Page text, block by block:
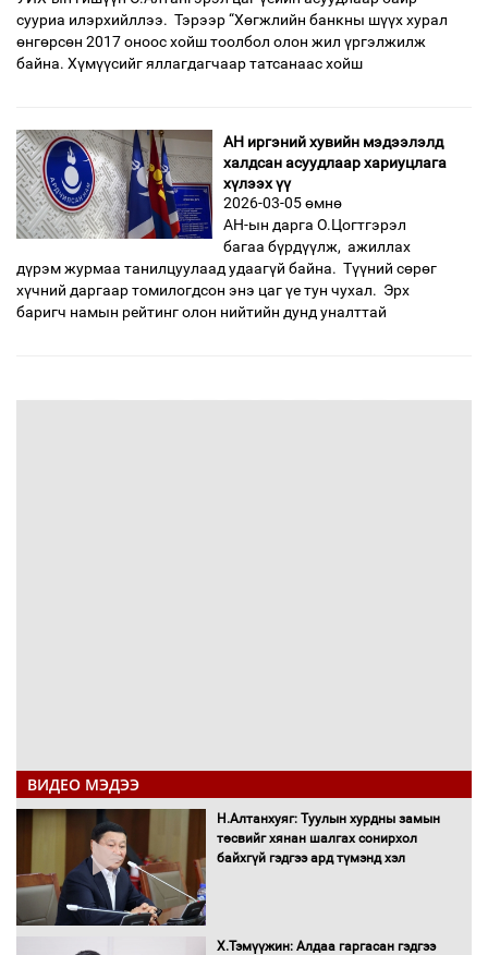
сууриа илэрхийллээ. Тэрээр “Хөгжлийн банкны шүүх хурал
өнгөрсөн 2017 оноос хойш тоолбол олон жил үргэлжилж
байна. Хүмүүсийг яллагдагчаар татсанаас хойш
АН иргэний хувийн мэдээлэлд
халдсан асуудлаар хариуцлага
хүлээх үү
2026-03-05 өмнө
АН-ын дарга О.Цогтгэрэл
багаа бүрдүүлж, ажиллах
дүрэм журмаа танилцуулаад удаагүй байна. Түүний сөрөг
хүчний даргаар томилогдсон энэ цаг үе тун чухал. Эрх
баригч намын рейтинг олон нийтийн дунд уналттай
ВИДЕО МЭДЭЭ
Н.Алтанхуяг: Туулын хурдны замын
төсвийг хянан шалгах сонирхол
байхгүй гэдгээ ард түмэнд хэл
Х.Тэмүүжин: Алдаа гаргасан гэдгээ